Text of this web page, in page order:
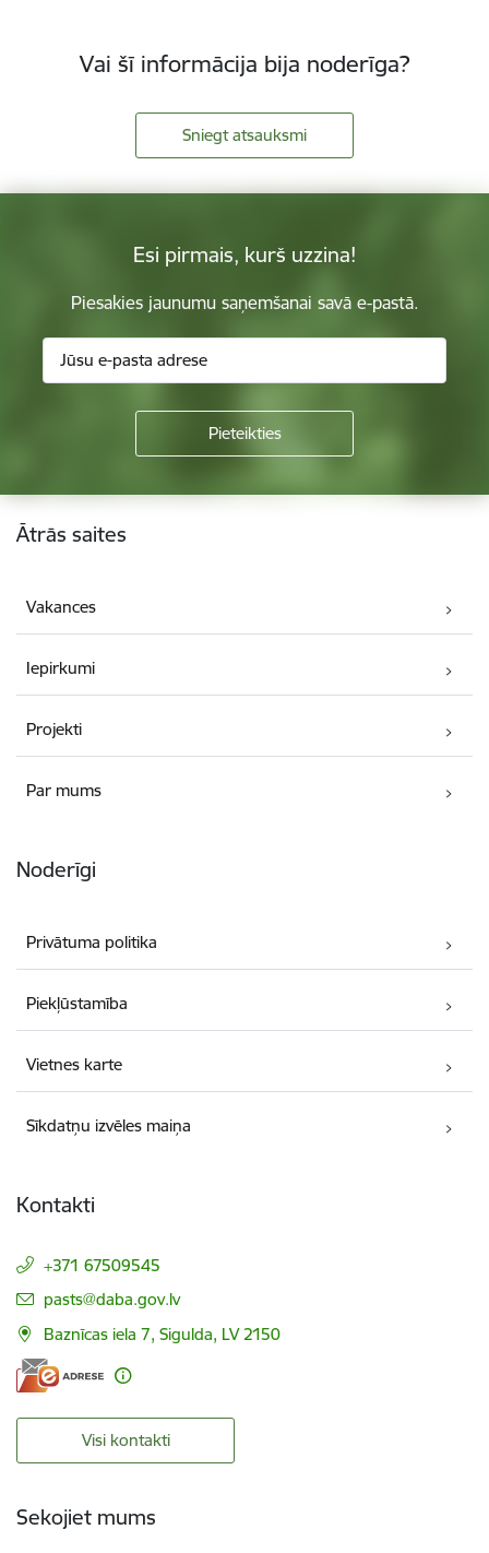
Vai šī informācija bija noderīga?
Sniegt atsauksmi
Esi pirmais, kurš uzzina!
Piesakies jaunumu saņemšanai savā e-pastā.
Kājene
Ātrās saites
Vakances
Iepirkumi
Projekti
Par mums
Noderīgi
Privātuma politika
Piekļūstamība
Vietnes karte
Sīkdatņu izvēles maiņa
Kontakti
+371 67509545
E-pasts:
pasts@daba.gov.lv
Baznīcas iela 7, Sigulda, LV 2150
Visi kontakti
Sekojiet mums